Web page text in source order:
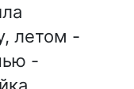
летом -
-